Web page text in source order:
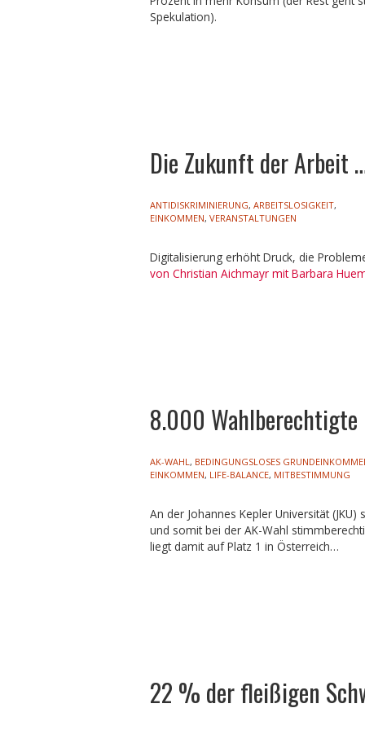
Spekulation).
Die Zukunft der Arbeit
ANTIDISKRIMINIERUNG, ARBEITSLOSIGKEIT,
EINKOMMEN, VERANSTALTUNGEN
Digitalisierung erhöht Druck, die
von Christian Aichmayr mit Barbara
8.000 Wahlberechtigte
AK-WAHL , BEDINGUNGSLOSES
EINKOMMEN, LIFE-BALANCE, MITBESTIMMUNG
An der Johannes Kepler Universität
und somit bei der AK-Wahl
liegt damit auf Platz 1 in Österreich…
22 % der fleißigen